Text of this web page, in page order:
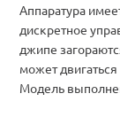
Аппаратура
дискретное
джипе
может
Модель